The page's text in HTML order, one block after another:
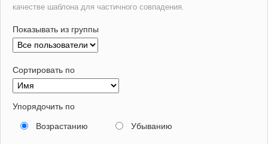
качестве шаблона для частичного совпадения.
Показывать из группы
Сортировать по
Упорядочить по
Возрастанию Убыванию